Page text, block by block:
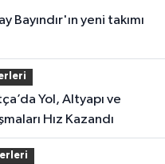
Hız Kazandı